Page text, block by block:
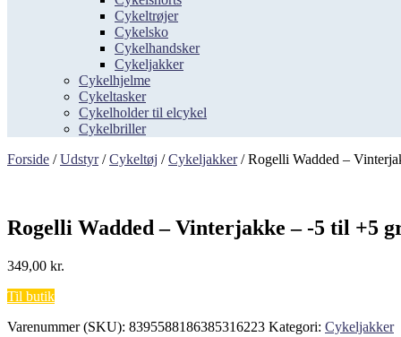
Cykeltrøjer
Cykelsko
Cykelhandsker
Cykeljakker
Cykelhjelme
Cykeltasker
Cykelholder til elcykel
Cykelbriller
Forside /Udstyr/Cykeltøj /Cykeljakker/ Rogelli Wadded –
Rogelli Wadded – Vinterjakke – -5 til +5
349,00 kr.
Til butik
Varenummer (SKU): 8395588186385316223 Kategori: Cykeljakker